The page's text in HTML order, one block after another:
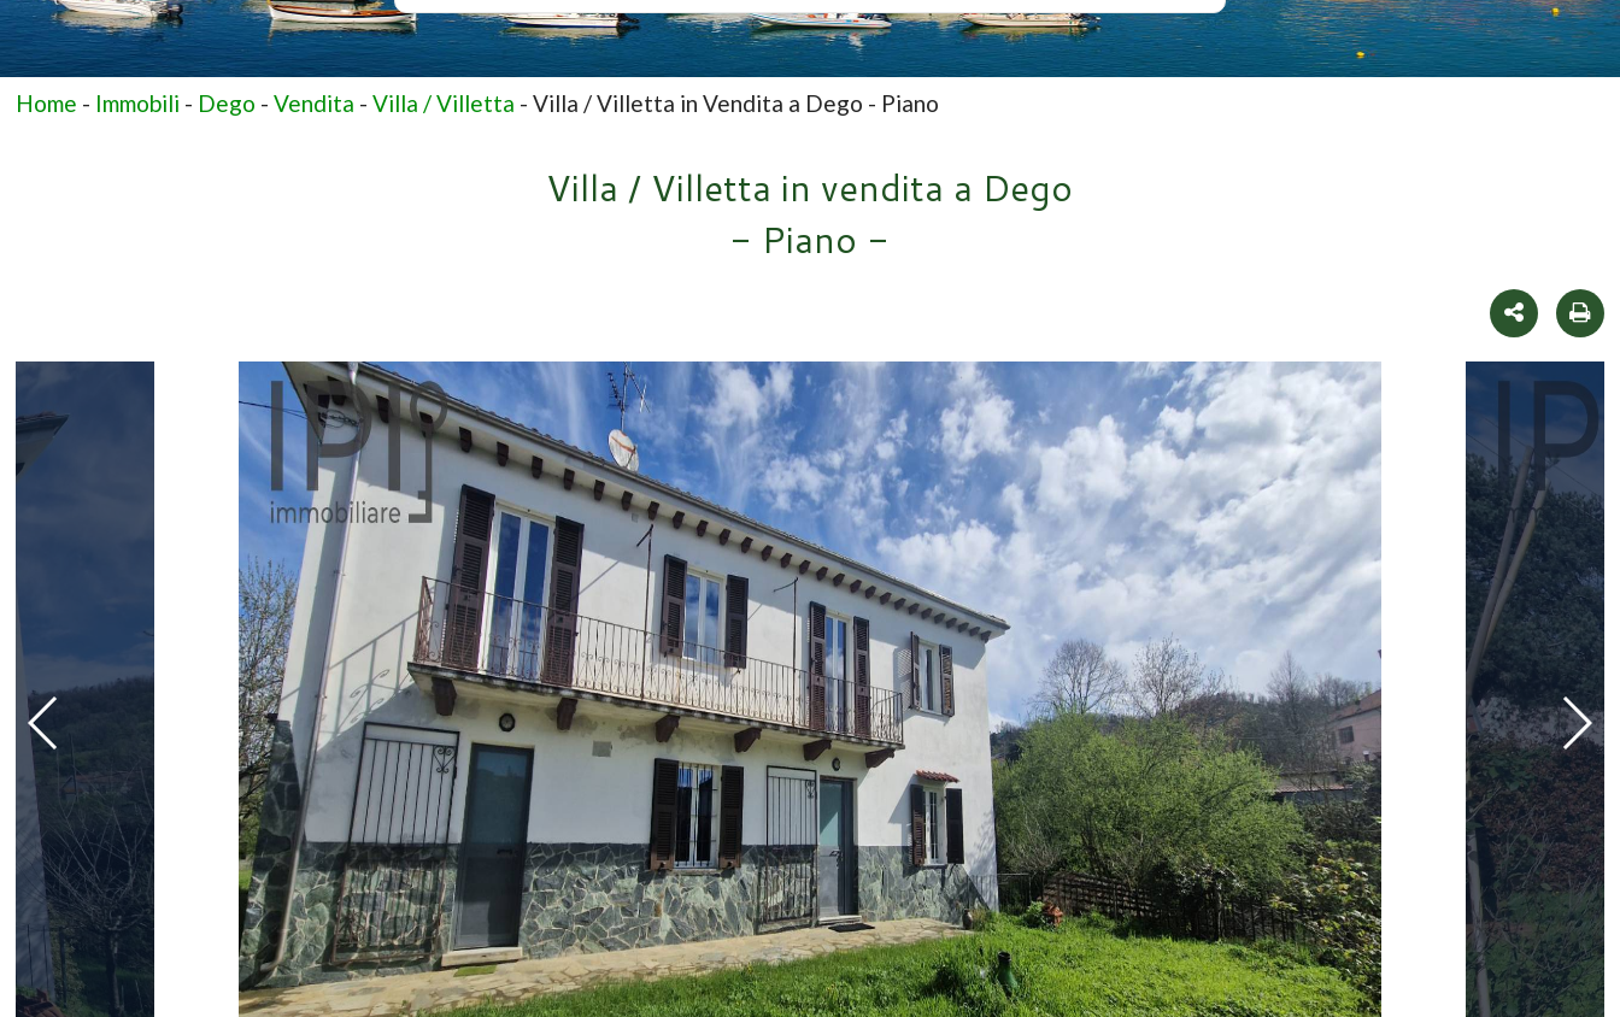
Home - Immobili - Dego -Vendita -Villa / Villetta -Villa / Villetta in Vendita a Dego - Piano
Villa / Villetta in vendita a Dego
- Piano -